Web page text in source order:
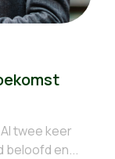
twee keer
beloofd en...